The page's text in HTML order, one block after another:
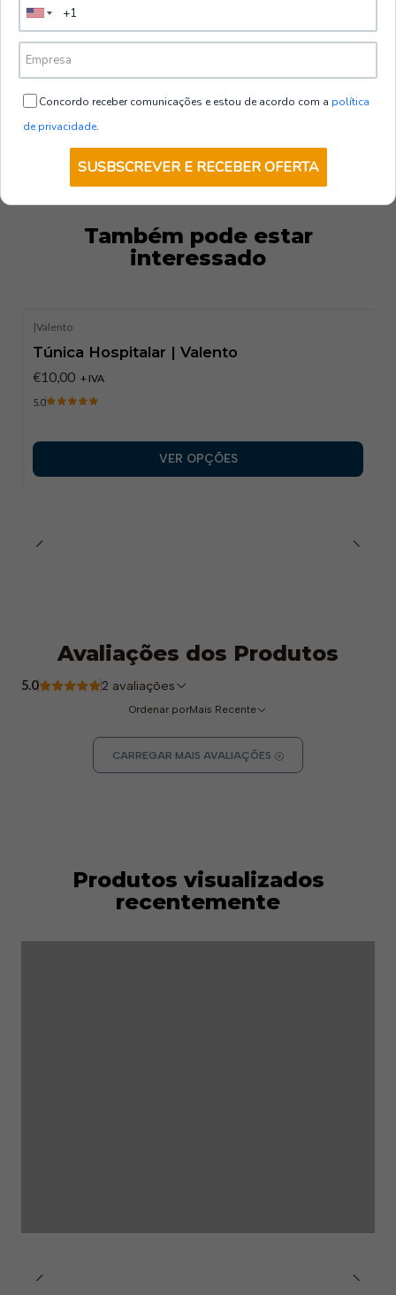
variedade de departamentos hospitalares, desde
consultórios até unidades de internamento,
TAMANHOS
COMPRIMENTO 102 104 107 109 112 114
EQUIVALÊNCIA
35-
36
38-
41-
44-
47-
50-
53-
VER OPÇÕES
Também pode estar
interessado
|Valento
Túnica Hospitalar | Valento
€10,00 + IVA
5.0
VER OPÇÕES
Avaliações dos Produtos
5.0 2 avaliações
Ordenar porMais Recente
CARREGAR MAIS AVALIAÇÕES
Produtos visualizados
recentemente
Concordo receber comunicações e estou de acordo com a política
de privacidade.
SUSBSCREVER E RECEBER OFERTA